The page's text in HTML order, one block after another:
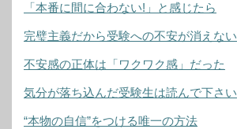
「本番に間に合わない!」と感じたら
完璧主義だから受験への不安が消えない
不安感の正体は「ワクワク感」だった
気分が落ち込んだ受験生は読んで下さい
“本物の自信”をつける唯一の方法